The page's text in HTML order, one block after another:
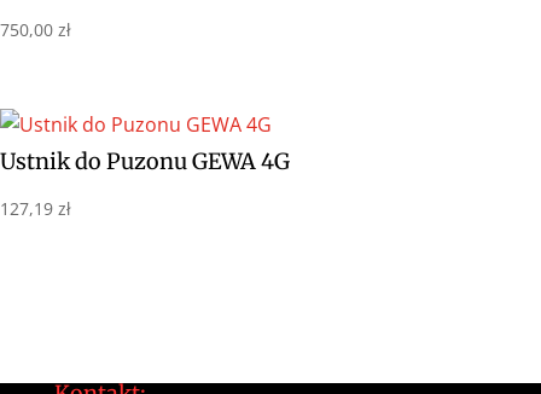
750,00 zł
Ustnik do Puzonu GEWA 4G
127,19 zł